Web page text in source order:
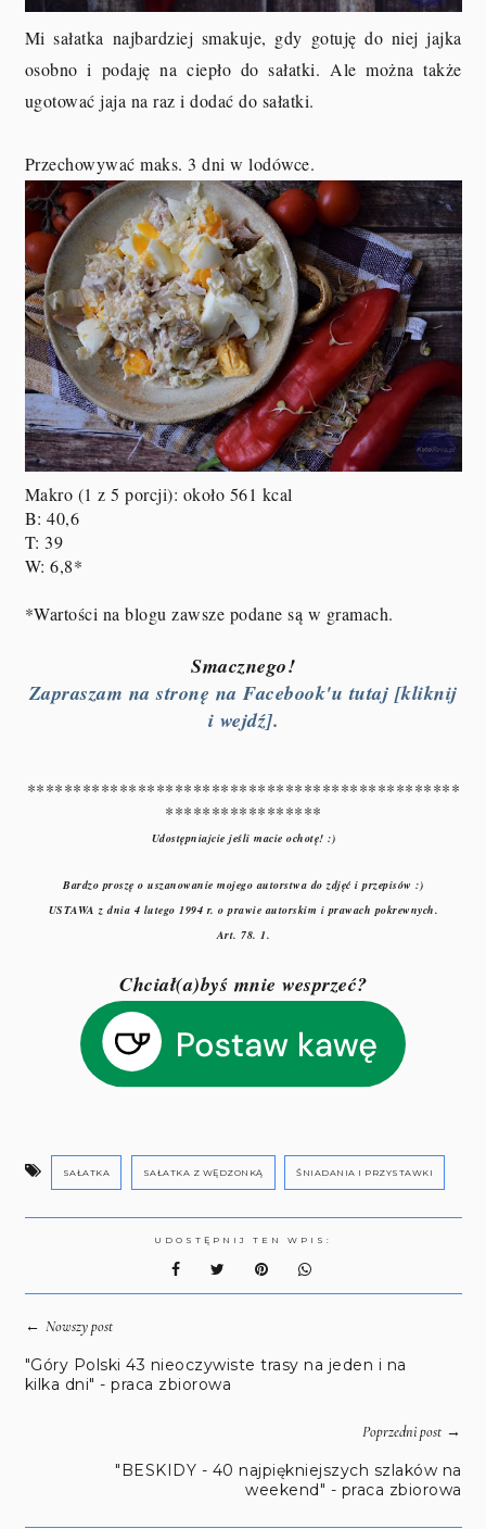
Mi sałatka najbardziej smakuje, gdy gotuję do niej jajka
osobno i podaję na ciepło do sałatki. Ale można także
ugotować jaja na raz i dodać do sałatki.
Przechowywać maks. 3 dni w lodówce.
Makro (1 z 5 porcji): około 561 kcal
B: 40,6
T: 39
W: 6,8*
*Wartości na blogu zawsze podane są w gramach.
Smacznego!
Zapraszam na stronę na Facebook'u tutaj [kliknij
i wejdź].
***********************************************
*****************
Udostępniajcie jeśli macie ochotę! :)
Bardzo proszę o uszanowanie mojego autorstwa do zdjęć i przepisów :)
USTAWA z dnia 4 lutego 1994 r. o prawie autorskim i prawach pokrewnych.
Art. 78. 1.
Chciał(a)byś mnie wesprzeć?
SAŁATKA SAŁATKA Z WĘDZONKĄ ŚNIADANIA I PRZYSTAWKI
UDOSTĘPNIJ TEN WPIS:
← Nowszy post
"Góry Polski 43 nieoczywiste trasy na jeden i na
kilka dni" - praca zbiorowa
Poprzedni post→
"BESKIDY - 40 najpiękniejszych szlaków na
weekend" - praca zbiorowa